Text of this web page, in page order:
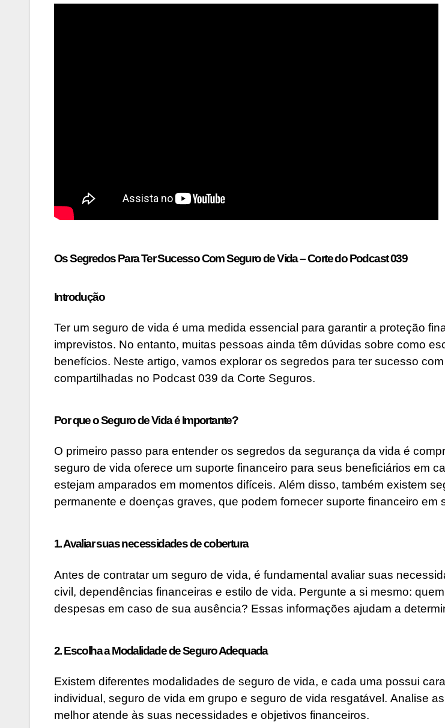
Os Segredos Para Ter Sucesso Com Seguro de Vida – Corte do Podcast 039
Introdução
Ter um seguro de vida é uma medida essencial para garantir a proteção
imprevistos. No entanto, muitas pessoas ainda têm dúvidas sobre como
benefícios. Neste artigo, vamos explorar os segredos para ter sucesso
compartilhadas no Podcast 039 da Corte Seguros.
Por que o Seguro de Vida é Importante?
O primeiro passo para entender os segredos da segurança da vida é
seguro de vida oferece um suporte financeiro para seus beneficiários em
estejam amparados em momentos difíceis. Além disso, também existem
permanente e doenças graves, que podem fornecer suporte financeiro em
1. Avaliar suas necessidades de cobertura
Antes de contratar um seguro de vida, é fundamental avaliar suas
civil, dependências financeiras e estilo de vida. Pergunte a si mesmo:
despesas em caso de sua ausência? Essas informações ajudam a
2. Escolha a Modalidade de Seguro Adequada
Existem diferentes modalidades de seguro de vida, e cada uma possui
individual, seguro de vida em grupo e seguro de vida resgatável. Analise
melhor atende às suas necessidades e objetivos financeiros.